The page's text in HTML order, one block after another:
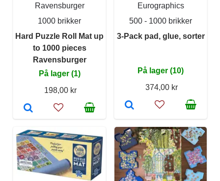
Ravensburger
1000 brikker
Hard Puzzle Roll Mat up
to 1000 pieces
Ravensburger
På lager (1)
198,00 kr
Eurographics
500 - 1000 brikker
3-Pack pad, glue, sorter
På lager (10)
374,00 kr